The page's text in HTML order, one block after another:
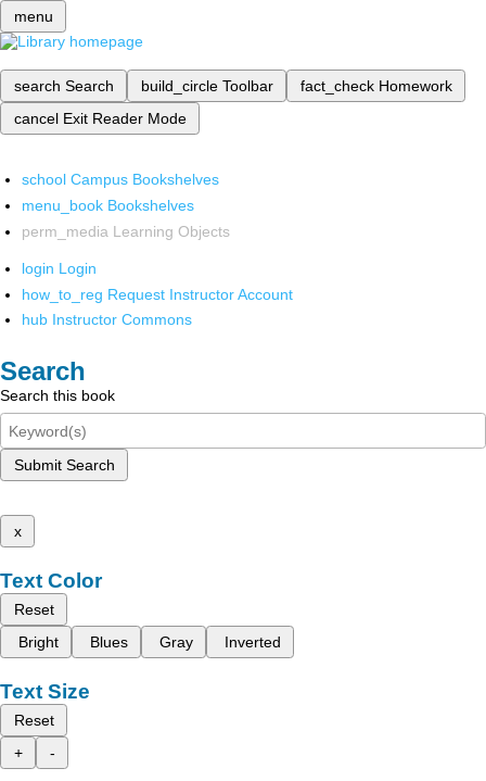
menu
search Search build_circle Toolbar fact_check Homework
cancel Exit Reader Mode
school Campus Bookshelves
menu_book Bookshelves
perm_media Learning Objects
login Login
how_to_reg Request Instructor Account
hub Instructor Commons
Search
Search this book
Submit Search
x
Text Color
Reset
Bright
Blues Gray Inverted
Text Size
Reset
+
-